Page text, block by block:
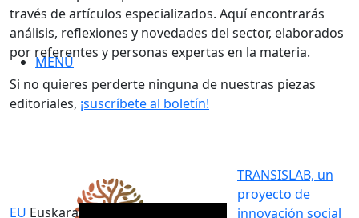
MENÚ
EU Euskara
través de artículos especializados. Aquí encontrarás
análisis, reflexiones y novedades del sector, elaborados
por referentes y personas expertas en la materia.
Si no quieres perderte ninguna de nuestras piezas
editoriales, ¡suscríbete al boletín!
TRANSISLAB, un
proyecto de
innovación social